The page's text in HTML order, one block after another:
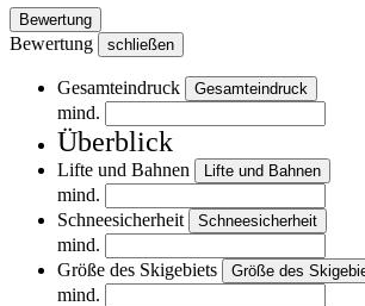
Bewertung
Bewertung schließen
Gesamteindruck Gesamteindruck
mind.
Überblick
Lifte und Bahnen Lifte und Bahnen
mind.
Schneesicherheit
Schneesicherheit
mind.
Größe des Skigebiets
Größe des
mind.